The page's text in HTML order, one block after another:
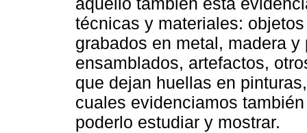
técnicas y materiales:
grabados en metal, madera
ensamblados, artefactos,
que dejan huellas en
cuales evidenciamos
poderlo estudiar y mostrar.